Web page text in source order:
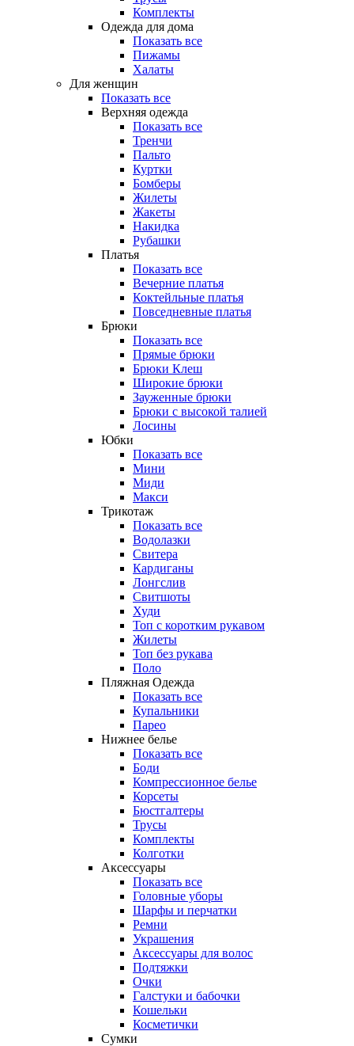
Комплекты
Одежда для дома
Показать все
Пижамы
Халаты
Для женщин
Показать все
Верхняя одежда
Показать все
Тренчи
Пальто
Куртки
Бомберы
Жилеты
Жакеты
Накидка
Рубашки
Платья
Показать все
Вечерние платья
Коктейльные платья
Повседневные платья
Брюки
Показать все
Прямые брюки
Брюки Клеш
Широкие брюки
Зауженные брюки
Брюки с высокой талией
Лосины
Юбки
Показать все
Мини
Миди
Макси
Трикотаж
Показать все
Водолазки
Свитера
Кардиганы
Лонгслив
Свитшоты
Худи
Топ с коротким рукавом
Жилеты
Топ без рукава
Поло
Пляжная Одежда
Показать все
Купальники
Парео
Нижнее белье
Показать все
Боди
Компрессионное белье
Корсеты
Бюстгалтеры
Трусы
Комплекты
Колготки
Аксессуары
Показать все
Головные уборы
Шарфы и перчатки
Ремни
Украшения
Аксессуары для волос
Подтяжки
Очки
Галстуки и бабочки
Кошельки
Косметички
Сумки